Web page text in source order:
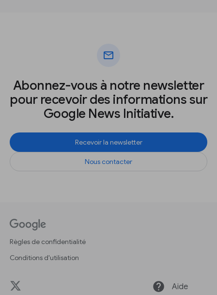
mail
Abonnez-vous à notre newsletter
pour recevoir des informations sur
Google News Initiative.
Recevoir la newsletter
Nous contacter
Règles de confidentialité
Conditions d'utilisation
help Aide